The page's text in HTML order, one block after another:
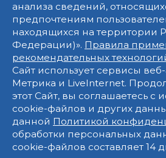
анализа сведений,
предпочтениям
находящихся на территории
Федерации)». Правила
рекомендательных
Сайт использует сервисы
Метрика и LiveInternet.
этот Сайт, вы соглашаетесь с
cookie-файлов и других
данной Политикой
обработки персональных
cookie-файлов составляет 14